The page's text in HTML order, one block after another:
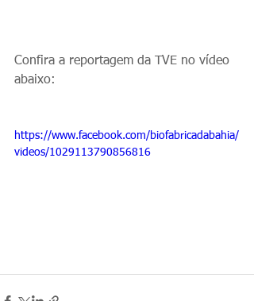
Confira a reportagem da TVE no vídeo
abaixo:
https://www.facebook.com/biofabricadabahia/
videos/1029113790856816